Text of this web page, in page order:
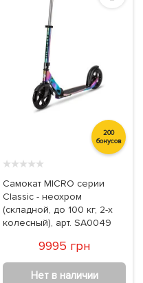
200
бонусов
★★★★★
Самокат MICRO серии
Classic - неохром
(складной, до 100 кг, 2-х
колесный), арт. SA0049
9995 грн
Нет в наличии